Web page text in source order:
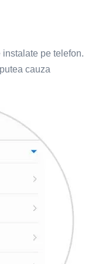
pe telefon.
cauza